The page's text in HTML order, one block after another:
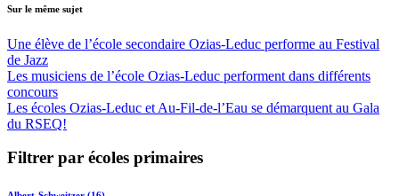
Sur le même sujet
Une élève de l’école secondaire Ozias-Leduc performe au Festival
de Jazz
Les musiciens de l’école Ozias-Leduc performent dans différents
concours
Les écoles Ozias-Leduc et Au-Fil-de-l’Eau se démarquent au Gala
du RSEQ!
Filtrer par écoles primaires